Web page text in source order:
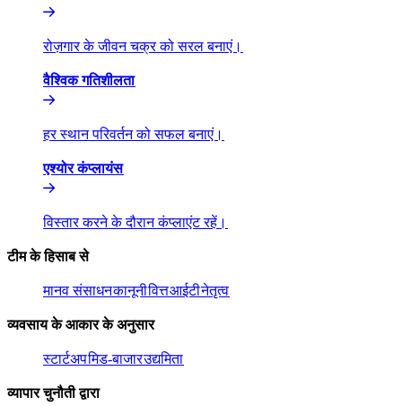
रोज़गार के जीवन चक्र को सरल बनाएं।​​
वैश्विक गतिशीलता​​
हर स्थान परिवर्तन को सफल बनाएं।​​
एश्योर कंप्लायंस​​
विस्तार करने के दौरान कंप्लाएंट रहें।​​
टीम के हिसाब से​​
मानव संसाधन​​कानूनी​​वित्त​​आईटी​​नेतृत्व​​
व्यवसाय के आकार के अनुसार​​
स्टार्टअप​​मिड-बाजार​​उद्यमिता​​
व्यापार चुनौती द्वारा​​